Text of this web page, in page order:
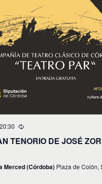
TENORIO DE JOSÉ
Merced (Córdoba) Plaza de Colón,